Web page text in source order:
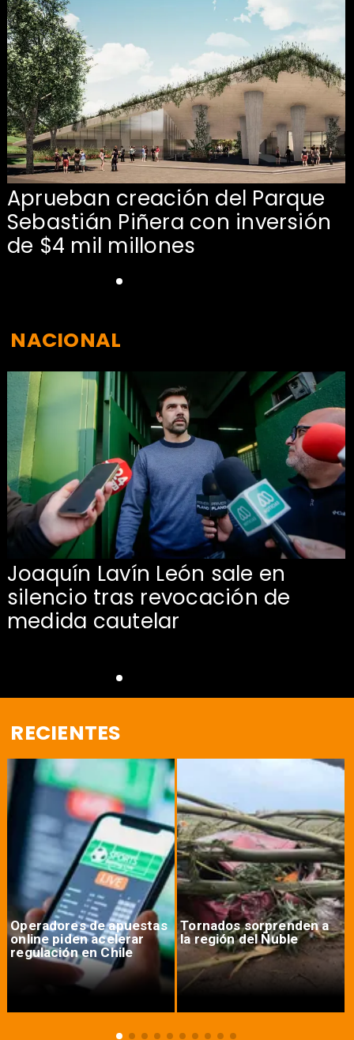
Aprueban creación del Parque
Sebastián Piñera con inversión
de $4 mil millones
Joaquín Lavín León sale en
silencio tras revocación de
medida cautelar
NACIONAL
RECIENTES
Operadores de apuestas
online piden acelerar
regulación en Chile
Tornados sorprenden a
la región del Ñuble